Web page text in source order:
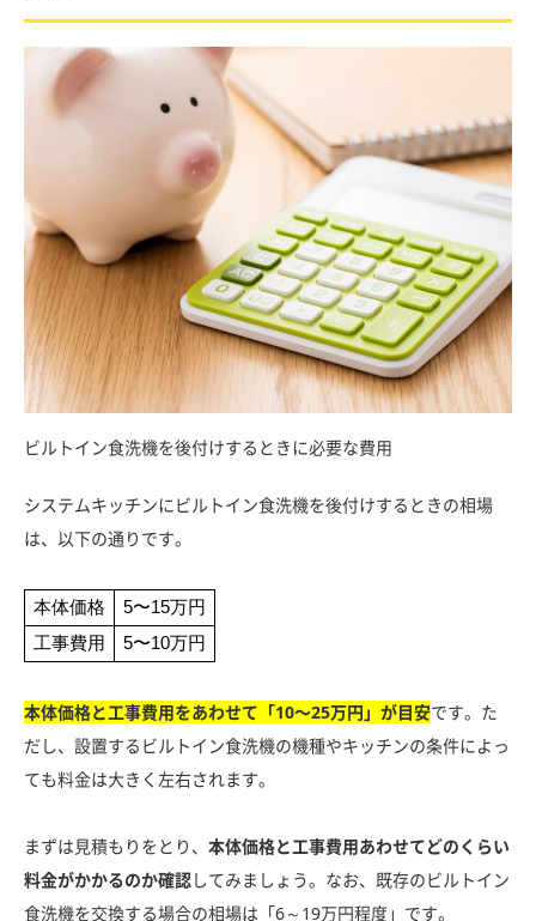
ビルトイン食洗機を後付けするときに必要な費用
システムキッチンにビルトイン食洗機を後付けするときの相場
は、以下の通りです。
本体価格
5〜15万円
工事費用
5〜10万円
本体価格と工事費用をあわせて「10〜25万円」が目安です。た
だし、設置するビルトイン食洗機の機種やキッチンの条件によっ
ても料金は大きく左右されます。
まずは見積もりをとり、 本体価格と工事費用あわせてどのくらい
料金がかかるのか確認してみましょう。なお、既存のビルトイン
食洗機を交換する場合の相場は「6～19万円程度」です。